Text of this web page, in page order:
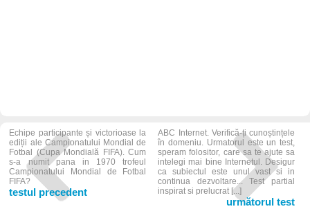
Echipe participante și victorioase la
ediții ale Campionatului Mondial de
Fotbal (Cupa Mondială FIFA). Cum
s-a numit pana in 1970 trofeul
Campionatului Mondial de Fotbal
FIFA?
testul precedent
ABC Internet. Verifică-ți cunoștințele
în domeniu. Urmatorul este un test,
speram folositor, care sa te ajute sa
intelegi mai bine Internetul. Desigur
ca subiectul este unul vast si in
continua dezvoltare... Test partial
inspirat si prelucrat [...]
următorul test